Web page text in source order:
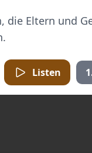
die Eltern und
Listen